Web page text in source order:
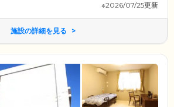
※2026/07/25更新
施設の詳細を見る